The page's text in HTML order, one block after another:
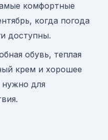
комфортные
когда погода
доступны.
обувь, теплая
крем и хорошее
для